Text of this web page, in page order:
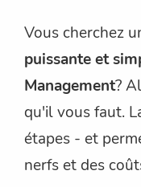
Vous cherchez
puissante et
Management?
qu'il vous faut.
étapes - et
nerfs et des